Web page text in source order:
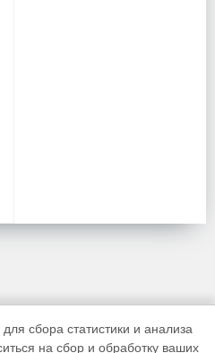
для сбора статистики и анализа
на сбор и обработку ваших